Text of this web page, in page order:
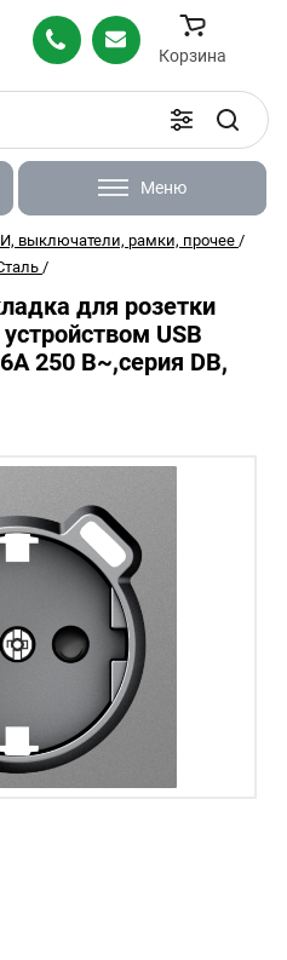
Корзина
Меню
выключатели, рамки, прочее /
/
для розетки
USB
250 В~,серия DB,